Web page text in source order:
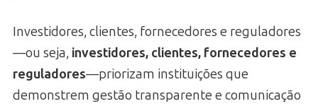
Investidores, clientes, fornecedores e reguladores
—ou seja, investidores, clientes, fornecedores e
reguladores—priorizam instituições que
demonstrem gestão transparente e comunicação